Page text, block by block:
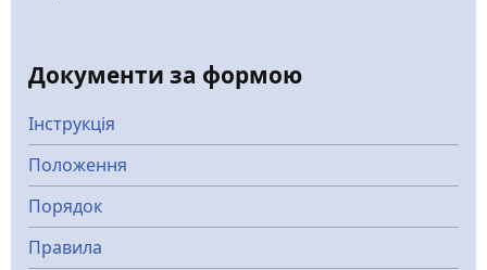
Документи за формою
Інструкція
Положення
Порядок
Правила